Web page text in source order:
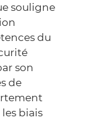
souligne
du
son
de
biais